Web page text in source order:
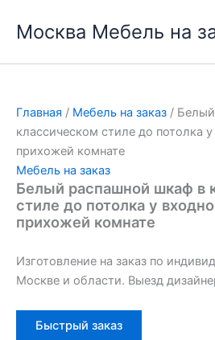
Москва Мебель на
Главная / Мебель на заказ /
классическом стиле до потолка
прихожей комнате
Мебель на заказ
Белый распашной шкаф в
стиле до потолка у
прихожей комнате
Изготовление на заказ по
Москве и области. Выезд
Быстрый заказ